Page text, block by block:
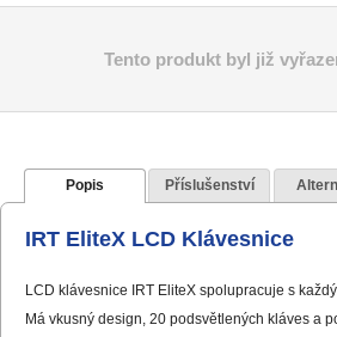
Tento produkt byl již
Popis Příslušenství
IRT EliteX LCD Klávesnice
LCD klávesnice IRT EliteX spolupracuje s
Má vkusný design, 20 podsvětlených kláves a